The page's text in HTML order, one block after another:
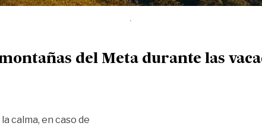
del Meta durante las
calma, en caso de